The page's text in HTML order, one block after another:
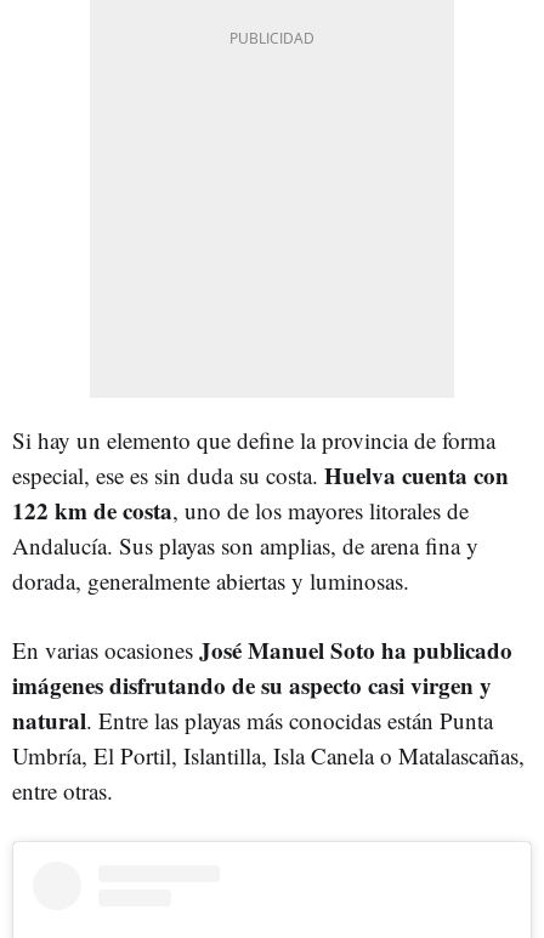
Si hay un elemento que define la provincia de forma
especial, ese es sin duda su costa. Huelva cuenta con
122 km de costa, uno de los mayores litorales de
Andalucía. Sus playas son amplias, de arena fina y
dorada, generalmente abiertas y luminosas.
En varias ocasiones José Manuel Soto ha publicado
imágenes disfrutando de su aspecto casi virgen y
natural. Entre las playas más conocidas están Punta
Umbría, El Portil, Islantilla, Isla Canela o Matalascañas,
entre otras.